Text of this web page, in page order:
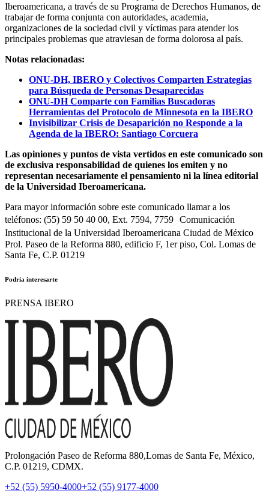
Iberoamericana, a través de su Programa de Derechos Humanos, de
trabajar de forma conjunta con autoridades, academia,
organizaciones de la sociedad civil y víctimas para atender los
principales problemas que atraviesan de forma dolorosa al país.
Notas relacionadas:
ONU-DH, IBERO y Colectivos Comparten Estrategias
para Búsqueda de Personas Desaparecidas
ONU-DH Comparte con Familias Buscadoras
Herramientas del Protocolo de Minnesota en la IBERO
Invisibilizar Crisis de Desaparición no Responde a la
Agenda de la IBERO: Santiago Corcuera
Las opiniones y puntos de vista vertidos en este comunicado son
de exclusiva responsabilidad de quienes los emiten y no
representan necesariamente el pensamiento ni la línea editorial
de la Universidad Iberoamericana.
Para mayor información sobre este comunicado llamar a los
teléfonos: (55) 59 50 40 00, Ext. 7594, 7759 Comunicación
Institucional de la Universidad Iberoamericana Ciudad de México
Prol. Paseo de la Reforma 880, edificio F, 1er piso, Col. Lomas de
Santa Fe, C.P. 01219
Podría interesarte
PRENSA IBERO
Prolongación Paseo de Reforma 880,Lomas de Santa Fe, México,
C.P. 01219, CDMX.
+52 (55) 5950-4000+52 (55) 9177-4000